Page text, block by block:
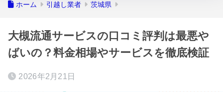
ホーム 引越し業者 茨城県
大槻流通サービスの口コミ評判は最悪や
ばいの？料金相場やサービスを徹底検証
2026年2月21日